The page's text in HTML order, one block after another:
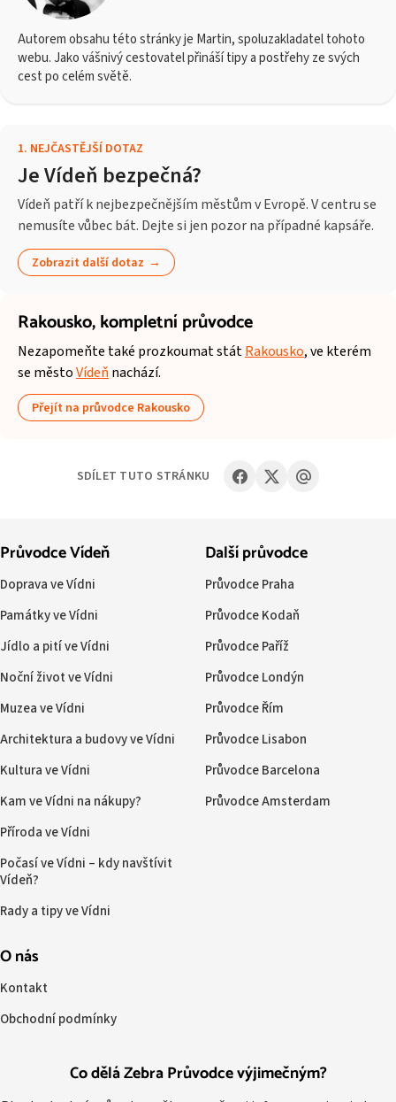
Autorem obsahu této stránky je Martin, spoluzakladatel tohoto
webu. Jako vášnivý cestovatel přináší tipy a postřehy ze svých
cest po celém světě.
1. NEJČASTĚJŠÍ DOTAZ
Je Vídeň bezpečná?
Vídeň patří k nejbezpečnějším městům v Evropě. V centru se
nemusíte vůbec bát. Dejte si jen pozor na případné kapsáře.
Zobrazit další dotaz
Rakousko,kompletní průvodce
Nezapomeňte také prozkoumat státRakousko, ve kterém
se městoVídeň nachází.
Přejít na průvodce Rakousko
SDÍLET TUTO STRÁNKU
Co dělá Zebra Průvodce výjimečným?
Průvodce Vídeň
Doprava ve Vídni
Památky ve Vídni
Jídlo a pití ve Vídni
Noční život ve Vídni
Muzea ve Vídni
Architektura a budovy ve Vídni
Kultura ve Vídni
Kam ve Vídni na nákupy?
Příroda ve Vídni
Počasí ve Vídni – kdy navštívit
Vídeň?
Rady a tipy ve Vídni
Další průvodce
Průvodce Praha
Průvodce Kodaň
Průvodce Paříž
Průvodce Londýn
Průvodce Řím
Průvodce Lisabon
Průvodce Barcelona
Průvodce Amsterdam
O nás
Kontakt
Obchodní podmínky